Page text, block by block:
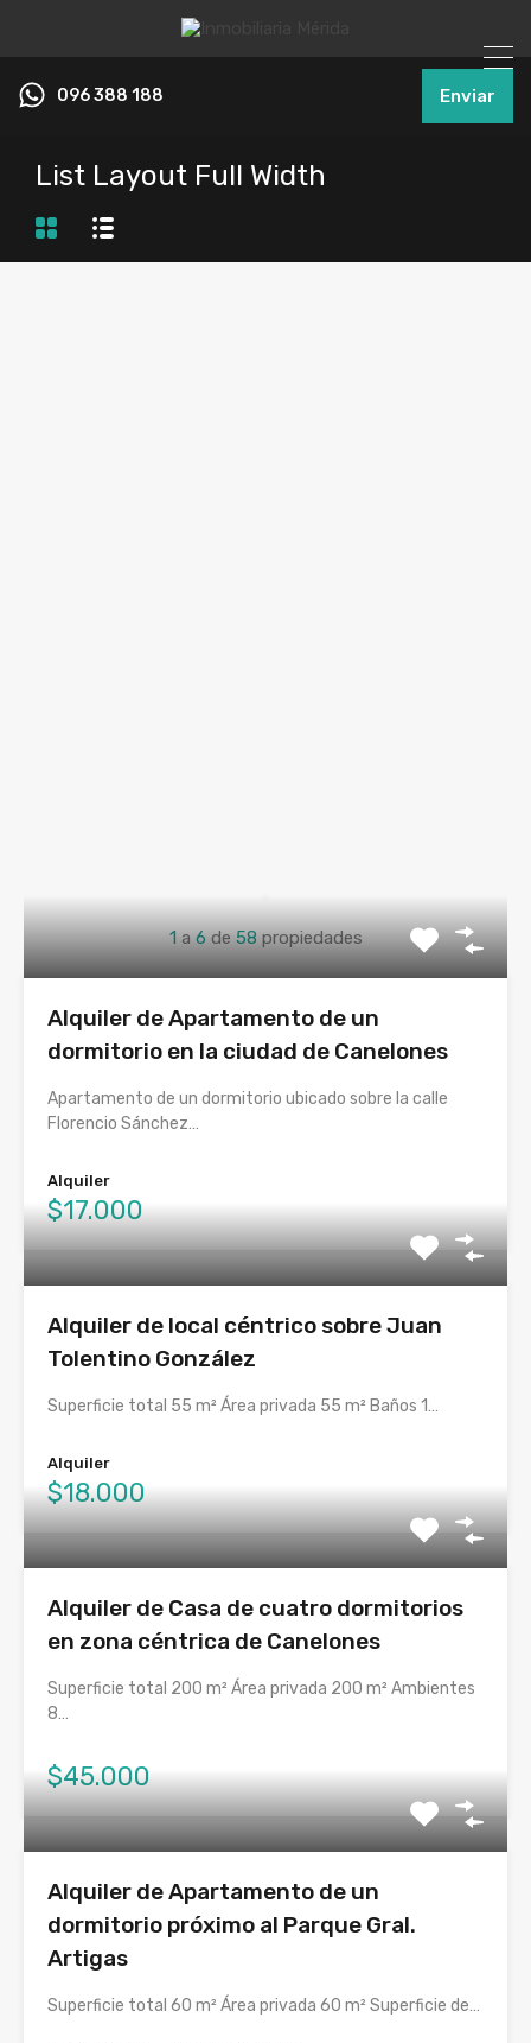
096 388 188 Enviar
List Layout Full Width
1 a6 de58 propiedades
Alquiler de Apartamento de un
dormitorio en la ciudad de Canelones
Apartamento de un dormitorio ubicado sobre la calle
Florencio Sánchez…
Alquiler
$17.000
Alquiler de local céntrico sobre Juan
Tolentino González
Superficie total 55 m² Área privada 55 m² Baños 1…
Alquiler
$18.000
Alquiler de Casa de cuatro dormitorios
en zona céntrica de Canelones
Superficie total 200 m² Área privada 200 m² Ambientes
8…
$45.000
Alquiler de Apartamento de un
dormitorio próximo al Parque Gral.
Artigas
Superficie total 60 m² Área privada 60 m² Superficie de…